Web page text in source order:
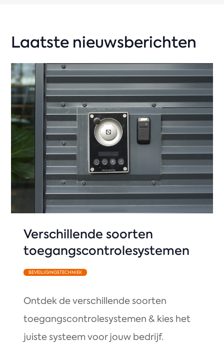
Laatste nieuwsberichten
Verschillende soorten
toegangscontrolesystemen
BEVEILIGINGSTECHNIEK
Ontdek de verschillende soorten
toegangscontrolesystemen & kies het
juiste systeem voor jouw bedrijf.